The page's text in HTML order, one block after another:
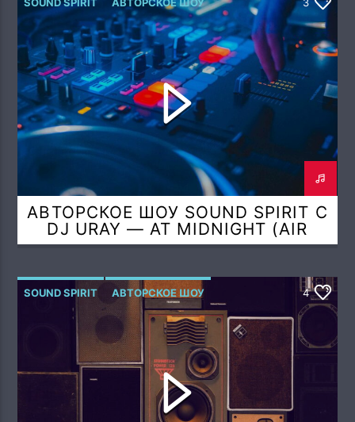
АВТОРСКОЕ ШОУ SOUND SPIRIT С
DJ URAY — AT MIDNIGHT (AIR
SPIRIT MIX)
SOUND SPIRIT АВТОРСКОЕ ШОУ 4